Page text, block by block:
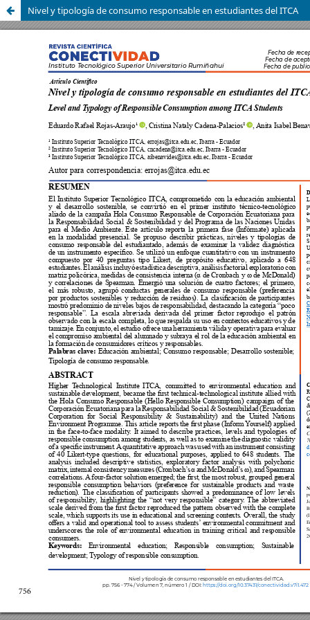
Nivel y tipología de consumo responsable en estudiantes del ITCA